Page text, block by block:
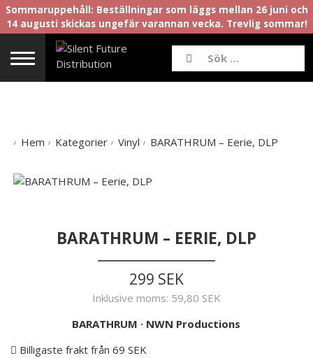
Sommaruppehåll: Beställningar som läggs mellan 26 juni och
14 augusti skickas ungefär varannan vecka. Trevlig sommar!
Hem Kategorier Vinyl BARATHRUM – Eerie, DLP
BARATHRUM – EERIE, DLP
299 SEK
Inklusive moms: 59,80 SEK
BARATHRUM · NWN Productions
Billigaste frakt från 69 SEK